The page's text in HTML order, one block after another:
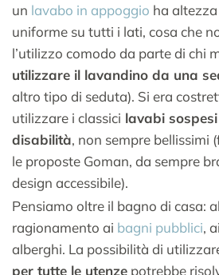
un lavabo in appoggio ha
uniforme su tutti i lati, cosa che
l’utilizzo comodo da parte di chi
utilizzare il lavandino da una
altro tipo di seduta). Si era
utilizzare i classici lavabi
disabilità, non sempre bellissimi
le proposte Goman, da sempre
design accessibile).
Pensiamo oltre il bagno di casa:
ragionamento ai bagni pubblici,
alberghi. La possibilità di
per tutte le utenze potrebbe